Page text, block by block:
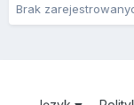
Brak